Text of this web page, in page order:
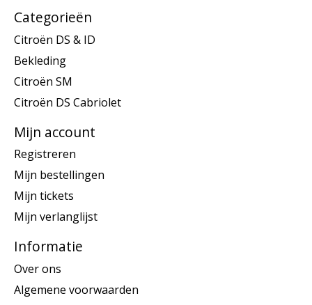
Categorieën
Citroën DS & ID
Bekleding
Citroën SM
Citroën DS Cabriolet
Mijn account
Registreren
Mijn bestellingen
Mijn tickets
Mijn verlanglijst
Informatie
Over ons
Algemene voorwaarden